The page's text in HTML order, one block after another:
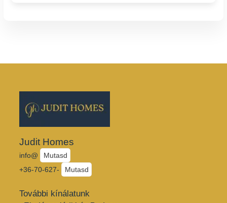
Judit Homes
info@
Mutasd
+36-70-627-
Mutasd
További kínálatunk